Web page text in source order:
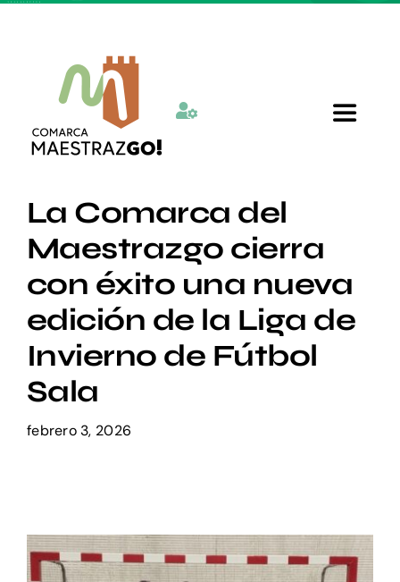
Toggle
Quienes somos
Departamentos
Actualidad
Setas
La Comarca del
Maestrazgo cierra
con éxito una nueva
edición de la Liga de
Invierno de Fútbol
Sala
febrero 3, 2026